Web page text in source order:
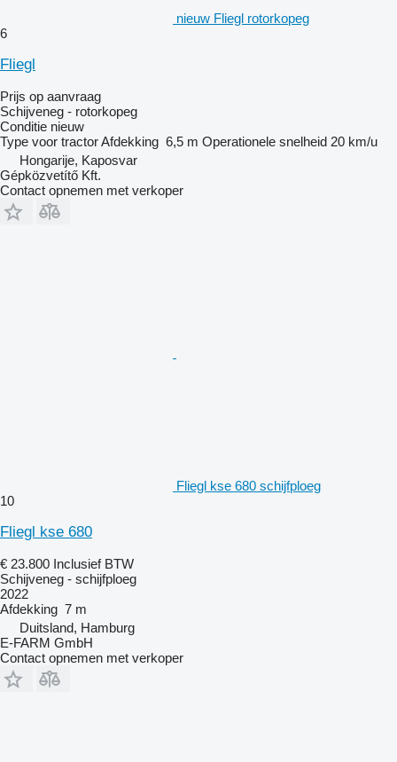
nieuw Fliegl rotorkopeg
6
Fliegl
Prijs op aanvraag
Schijveneg - rotorkopeg
Conditie nieuw
Type voor tractorAfdekking 6,5 m Operationele snelheid 20 km/u
Hongarije, Kaposvar
Gépközvetítő Kft.
Contact opnemen met verkoper
Fliegl kse 680 schijfploeg
10
Fliegl kse 680
€ 23.800 Inclusief BTW
Schijveneg - schijfploeg
2022
Afdekking 7 m
Duitsland, Hamburg
E-FARM GmbH
Contact opnemen met verkoper